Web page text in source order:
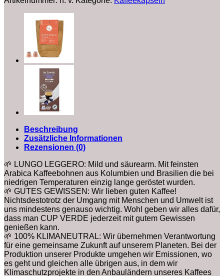
Beschreibung
Zusätzliche Informationen
Rezensionen (0)
🌱 LUNGO LEGGERO: Mild und säurearm. Mit feinsten
Arabica Kaffeebohnen aus Kolumbien und Brasilien die bei
niedrigen Temperaturen einzig lange geröstet wurden.
🌱 GUTES GEWISSEN: Wir lieben guten Kaffee!
Nichtsdestotrotz der Umgang mit Menschen und Umwelt ist
uns mindestens genauso wichtig. Wohl geben wir alles dafür,
dass man CUP VERDE jederzeit mit gutem Gewissen
genießen kann.
🌱 100% KLIMANEUTRAL: Wir übernehmen Verantwortung
für eine gemeinsame Zukunft auf unserem Planeten. Bei der
Produktion unserer Produkte umgehen wir Emissionen, wo
es geht und gleichen alle übrigen aus, in dem wir
Klimaschutzprojekte in den Anbauländern unseres Kaffees